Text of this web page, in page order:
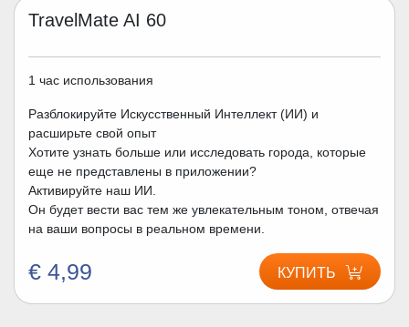
TravelMate AI 60
1 час использования
Разблокируйте Искусственный Интеллект (ИИ) и
расширьте свой опыт
Хотите узнать больше или исследовать города, которые
еще не представлены в приложении?
Активируйте наш ИИ.
Он будет вести вас тем же увлекательным тоном, отвечая
на ваши вопросы в реальном времени.
€ 4,99 КУПИТЬ